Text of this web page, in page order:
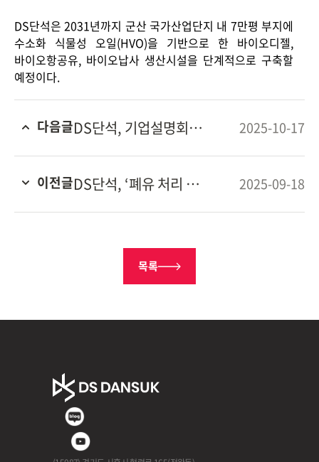
DS단석은 2031년까지 군산 국가산업단지 내 7만평 부지에
수소화 식물성 오일(HVO)을 기반으로 한 바이오디젤,
바이오항공유, 바이오납사 생산시설을 단계적으로 구축할
예정이다.
다음글 DS단석, 기업설명회(IR) 진행…”자원순환 에너지” 신성장 로드맵 제시 2025-10-17
이전글 DS단석, ‘폐유 처리 시스템’ 관련 특허 취득 2025-09-18
목록